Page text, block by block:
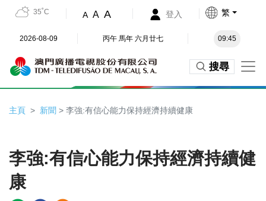
35˚C A A A 登入 繁
2026-08-09 丙午 馬年 六月廿七 09:45
搜尋
主頁 新聞 > 李強:有信心能力保持經濟持續健康
李強:有信心能力保持經濟持續健
康